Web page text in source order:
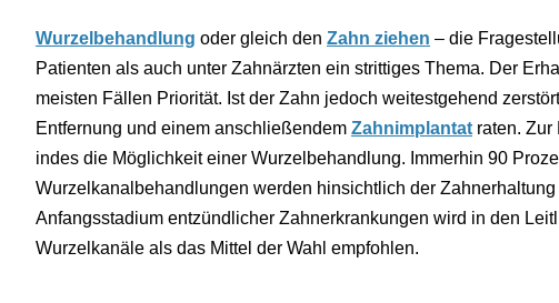
Wurzelbehandlung oder gleich den Zahn ziehen – die
Patienten als auch unter Zahnärzten ein strittiges Thema. Der
meisten Fällen Priorität. Ist der Zahn jedoch weitestgehend
Entfernung und einem anschließendem Zahnimplantat raten. Zur
indes die Möglichkeit einer Wurzelbehandlung. Immerhin 90
Wurzelkanalbehandlungen werden hinsichtlich der
Anfangsstadium entzündlicher Zahnerkrankungen wird in den
Wurzelkanäle als das Mittel der Wahl empfohlen.